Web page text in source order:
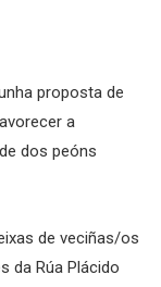
proposta de
a
dos peóns
de veciñas/os
da Rúa Plácido